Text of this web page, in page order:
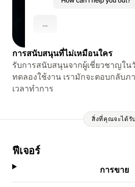
การสนับสนุนที่ไม่เหมือนใคร
รับการสนับสนุนจากผู้เชี่ยวชาญใน
ทดลองใช้งาน เรามักจะตอบกลับภ
เวลาทำการ
สิ่งที่คุณจะได้รับ
ฟีเจอร์
การขาย